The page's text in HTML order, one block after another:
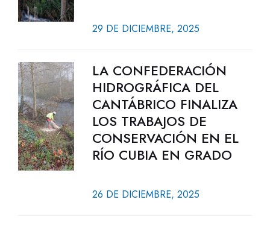
29 DE DICIEMBRE, 2025
LA CONFEDERACIÓN
HIDROGRÁFICA DEL
CANTÁBRICO FINALIZA
LOS TRABAJOS DE
CONSERVACIÓN EN EL
RÍO CUBIA EN GRADO
26 DE DICIEMBRE, 2025